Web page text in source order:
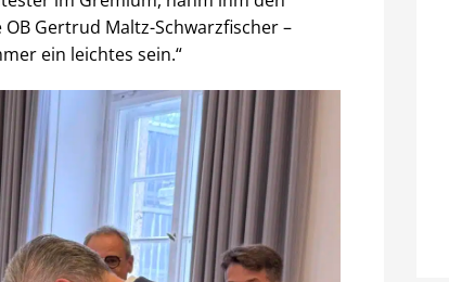
Gertrud Maltz-Schwarzfischer –
ein leichtes sein.“